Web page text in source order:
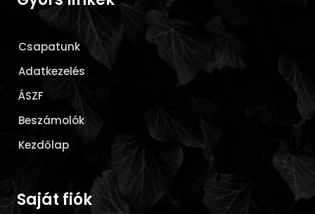
Csapatunk
Adatkezelés
ÁSZF
Beszámolók
Kezdőlap
Saját fiók